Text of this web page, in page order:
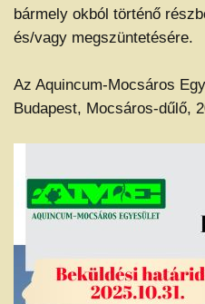
bármely okból történő
és/vagy megszüntetésére.
Az Aquincum-Mocsáros
Budapest, Mocsáros-dűlő,